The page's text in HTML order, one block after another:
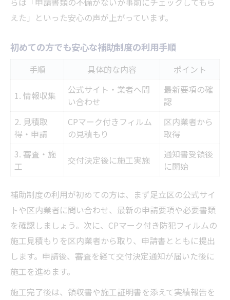
えた」といった安心の声が上がっています。
初めての方でも安心な補助制度の利用手順
手順 具体的な内容 ポイント
1. 情報収集
公式サイト・業者へ問
い合わせ
最新要項の確
認
2. 見積取
得・申請
CPマーク付きフィルム
の見積もり
区内業者から
取得
3. 審査・施
工
交付決定後に施工実施
通知書受領後
に開始
補助制度の利用が初めての方は、まず足立区の公式サイ
トや区内業者に問い合わせ、最新の申請要項や必要書類
を確認しましょう。次に、CPマーク付き防犯フィルムの
施工見積もりを区内業者から取り、申請書とともに提出
します。申請後、審査を経て交付決定通知が届いた後に
施工を進めます。
施工完了後は、領収書や施工証明書を添えて実績報告を